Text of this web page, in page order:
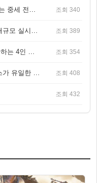
다이노로드 – 인간과 공룡 군대를 이끄는 중세 전략 액션 RPG 조회 340
토탈워: 워해머 40,000 – 은하 정복과 대규모 실시간 전투가 결합된 전략 게임! 조회 389
셰이디 잡 – 살아 움직이는 가방을 운반하는 4인 협동 물리 어드벤처 게임 조회 354
루트 – 좀비 떼를 뚫고 달려라! 스쿨버스가 유일한 집이 되는 4인 협동 생존 게임 조회 408
조회 432